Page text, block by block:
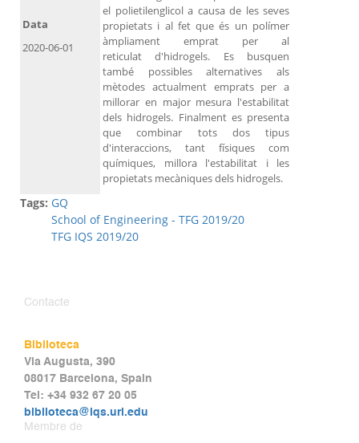
el polietilenglicol a causa de les seves
propietats i al fet que és un polímer
àmpliament emprat per al
reticulat d'hidrogels. Es busquen
també possibles alternatives als
mètodes actualment emprats per a
millorar en major mesura l'estabilitat
dels hidrogels. Finalment es presenta
que combinar tots dos tipus
d'interaccions, tant físiques com
químiques, millora l'estabilitat i les
propietats mecàniques dels hidrogels.
Data
2020-06-01
Tags: GQ
School of Engineering - TFG 2019/20
TFG IQS 2019/20
Contacte
Biblioteca
Via Augusta, 390
08017 Barcelona, Spain
Tel: +34 932 67 20 05
biblioteca@iqs.url.edu
Membre de